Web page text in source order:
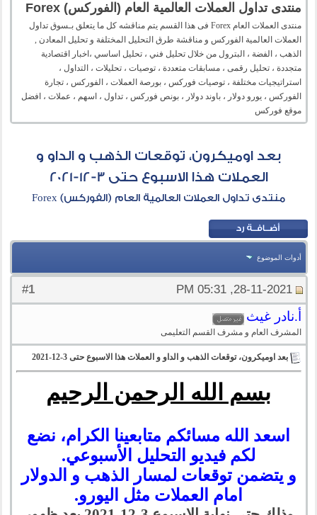
منتدى تداول العملات العالمية العام (الفوركس) Forex
منتدى العملات العام Forex فى هذا القسم يتم مناقشه كل ما يتعلق بـسوق تداول
العملات العالمية الفوركس و مناقشة طرق التحليل المختلفة و تحليل المعادن ,
الذهب ، الفضة ، البترول من خلال تحليل فني ، تحليل اساسي ،اخبار اقتصادية
متجددة ، تحليل رقمى ، مسابقات متعددة ، توصيات ، تحليلات ، التداول ،
استراتيجيات مختلفة ، توصيات فوركس ، بورصة العملات ، الفوركس ، تجارة
الفوركس ، يورو دولار ، باوند دولار ، بونص فوركس ، تداول ، اسهم ، عملات ، افضل
موقع فوركس
بعد اوميكرون، توقعات الذهب و الداو و
العملات هذا الاسبوع حتى 3-12-2021
منتدى تداول العملات العالمية العام (الفوركس) Forex
أدوات الموضوع
#
1 28-11-2021, 05:31 PM
أ.نادر غيث
المشرف العام و مشرف القسم التعليمى
بعد اوميكرون، توقعات الذهب و الداو و العملات هذا الاسبوع حتى 3-12-2021
بسم الله الرحمن الرحيم
اسعد الله مسائكم متابعينا الكرام، نضع
لكم فيديو التحليل الأسبوعي.
و يتضمن توقعات لمسار الذهب و الدولار
امام العملات مثل اليورو.